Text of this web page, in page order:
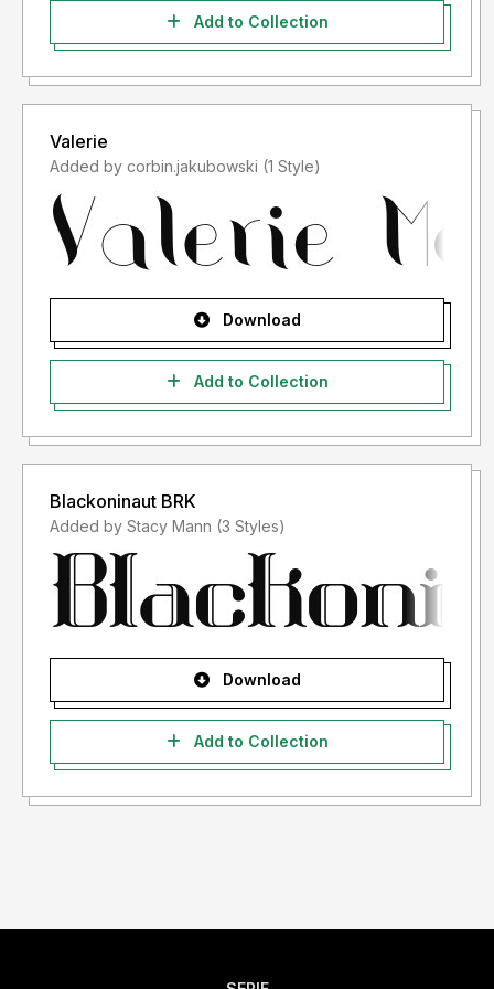
font saya, anda membeli lisensinya di link diatas. Nah untuk
kejadian yg seperti ini saya tidak akan "MENERIMA
LISENSINYA", karena lisensi font yang anda beli adalah
"LISENSI SETELAH PENGGUNAAN")
- Lisensi font setelah penggunaan silahkan gunakan sesuai
terms & condition yang berlaku setelah anda membeli
lisensi font tersebut
Informasi tentang Lisensi apa yang akan anda perlukan,
- For Corporate use you have to purchase Corporate
license
- If you need a custom license please contact us at
storytypestudio@gmail.com
- Any donation are very appreciated. Paypal account for
donation :https://paypal.me/letterenastudios
Please visit our store for more amazing fonts :
https://letterena.com/
Add to Collection
Valerie
Added by corbin.jakubowski (1 Style)
Download
Add to Collection
Blackoninaut BRK
Added by Stacy Mann (3 Styles)
Download
Add to Collection